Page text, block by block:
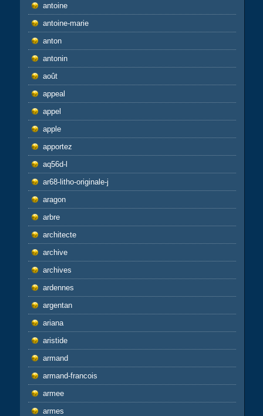
antoine
antoine-marie
anton
antonin
août
appeal
appel
apple
apportez
aq56d-l
ar68-litho-originale-j
aragon
arbre
architecte
archive
archives
ardennes
argentan
ariana
aristide
armand
armand-francois
armee
armes